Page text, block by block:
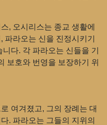
, 오시리스는 종교 생활에
파라오는 신을 진정시키기
다. 각 파라오는 신들을 기
보호와 번영을 보장하기 위
여겨졌고, 그의 장례는 대
. 파라오는 그들의 지위의